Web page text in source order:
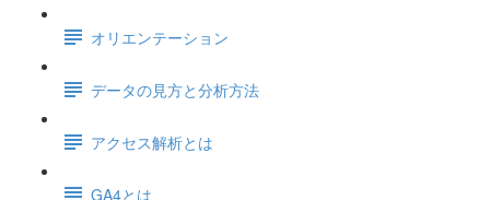
オリエンテーション
データの見方と分析方法
アクセス解析とは
GA4とは